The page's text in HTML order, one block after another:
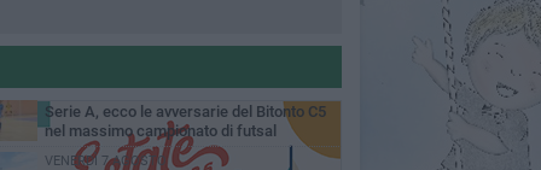
Bitonto C5, colpo da novanta: arriva la
MERCOLEDÌ 5 AGOSTO
Serie A, ecco le avversarie del Bitonto C5
nel massimo campionato di futsal
VENERDÌ 7 AGOSTO